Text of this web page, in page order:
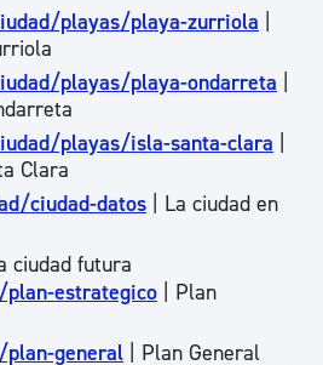
playas/playa-zurriola
playas/playa-ondarreta
playas/isla-santa-clara
Clara
ciudad-datos | La ciudad en
ciudad futura
estrategico | Plan
general | Plan General